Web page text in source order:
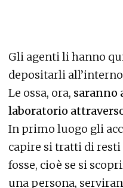
Gli agenti li hanno
depositarli
Le ossa, ora, saranno
laboratorio
In primo luogo gli
capire si tratti di resti
fosse, cioè se si
una persona,